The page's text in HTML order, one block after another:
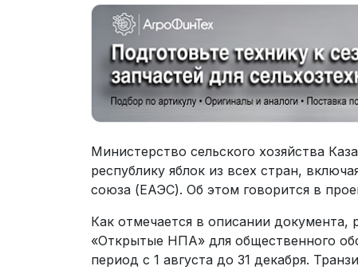
Министерство сельского хозяйства
республику яблок из всех стран,
союза (ЕАЭС). Об этом говорится в
Как отмечается в описании
«Открытые НПА» для общественного
период с 1 августа до 31 декабря.